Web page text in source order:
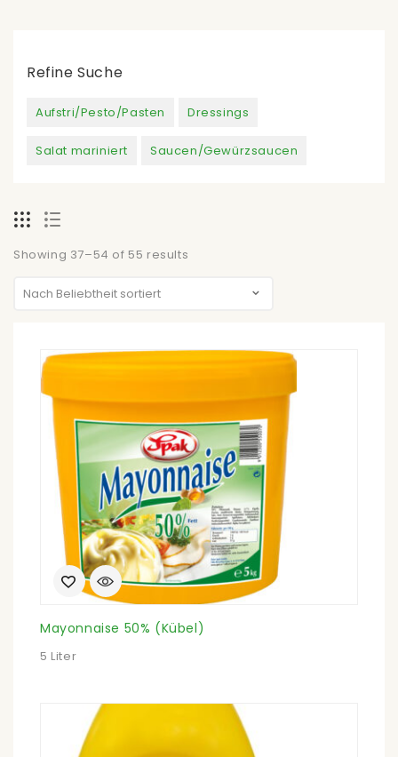
Refine Suche
Aufstri/Pesto/Pasten Dressings
Salat mariniert Saucen/Gewürzsaucen
Showing 37–54 of 55 results
Mayonnaise 50% (Kübel)
5 Liter